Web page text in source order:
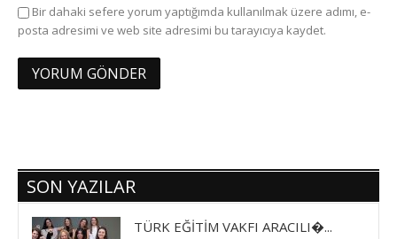
Bir dahaki sefere yorum yaptığımda kullanılmak üzere adımı, e-
posta adresimi ve web site adresimi bu tarayıcıya kaydet.
SON YAZILAR
TÜRK EĞİTİM VAKFI ARACILI�...